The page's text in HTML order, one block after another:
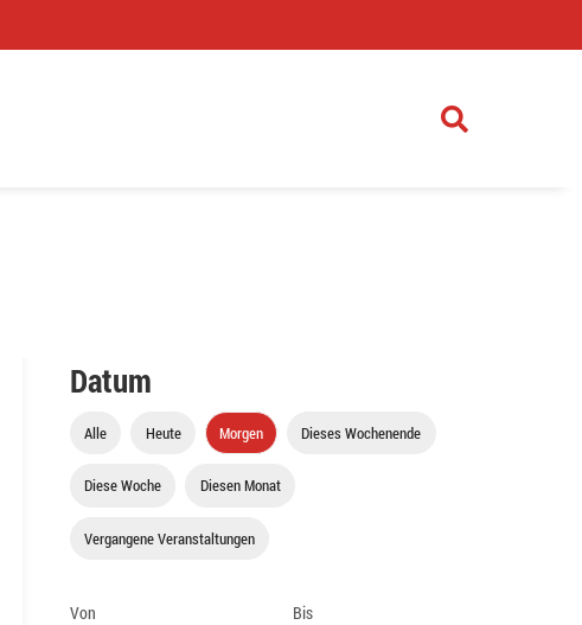
Datum
Alle Heute Morgen Dieses Wochenende
Diese Woche Diesen Monat
Vergangene Veranstaltungen
Von Bis